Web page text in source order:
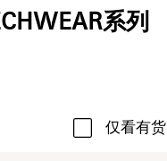
系列
仅看有货